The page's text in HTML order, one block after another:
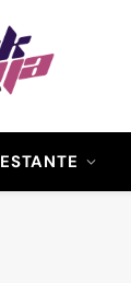
ESTANTE